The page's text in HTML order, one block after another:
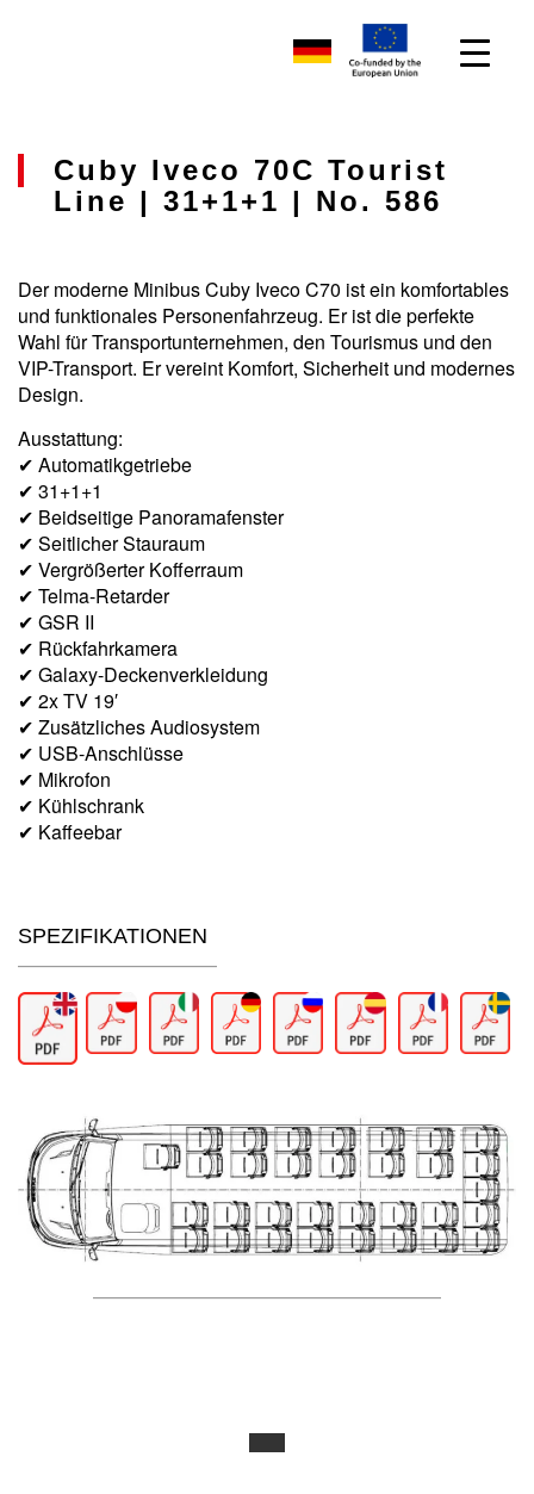
Cuby Iveco 70C Tourist
Line | 31+1+1 | No. 586
Der moderne Minibus Cuby Iveco C70 ist ein komfortables
und funktionales Personenfahrzeug. Er ist die perfekte
Wahl für Transportunternehmen, den Tourismus und den
VIP-Transport. Er vereint Komfort, Sicherheit und modernes
Design.
Ausstattung:
✔ Automatikgetriebe
✔ 31+1+1
✔ Beidseitige Panoramafenster
✔ Seitlicher Stauraum
✔ Vergrößerter Kofferraum
✔ Telma-Retarder
✔ GSR II
✔ Rückfahrkamera
✔ Galaxy-Deckenverkleidung
✔ 2x TV 19′
✔ Zusätzliches Audiosystem
✔ USB-Anschlüsse
✔ Mikrofon
✔ Kühlschrank
✔ Kaffeebar
SPEZIFIKATIONEN